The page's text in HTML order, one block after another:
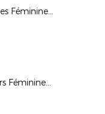
Finales Futsal Jeunes Féminines 2025
Finale Futsal Seniors Féminines 2024-2025